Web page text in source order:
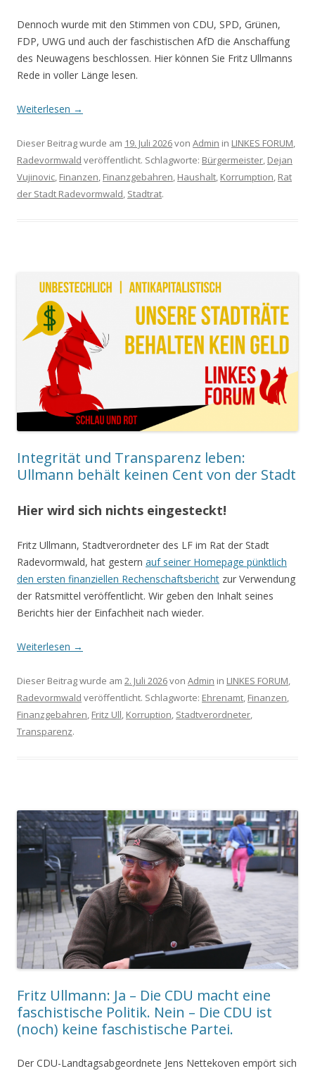
Dennoch wurde mit den Stimmen von CDU, SPD, Grünen,
FDP, UWG und auch der faschistischen AfD die Anschaffung
des Neuwagens beschlossen. Hier können Sie Fritz Ullmanns
Rede in voller Länge lesen.
Weiterlesen →
Dieser Beitrag wurde am 19. Juli 2026von Admin in LINKES FORUM,
Radevormwald veröffentlicht. Schlagworte: Bürgermeister, Dejan
Vujinovic, Finanzen, Finanzgebahren, Haushalt, Korrumption, Rat
der Stadt Radevormwald, Stadtrat.
Integrität und Transparenz leben:
Ullmann behält keinen Cent von der Stadt
Hier wird sich nichts eingesteckt!
Fritz Ullmann, Stadtverordneter des LF im Rat der Stadt
Radevormwald, hat gestern auf seiner Homepage pünktlich
den ersten finanziellen Rechenschaftsbericht zur Verwendung
der Ratsmittel veröffentlicht. Wir geben den Inhalt seines
Berichts hier der Einfachheit nach wieder.
Weiterlesen →
Dieser Beitrag wurde am 2. Juli 2026von Admin in LINKES FORUM,
Radevormwald veröffentlicht. Schlagworte: Ehrenamt, Finanzen,
Finanzgebahren, Fritz Ull, Korruption, Stadtverordneter,
Transparenz.
Fritz Ullmann: Ja – Die CDU macht eine
faschistische Politik. Nein – Die CDU ist
(noch) keine faschistische Partei.
Der CDU-Landtagsabgeordnete Jens Nettekoven empört sich